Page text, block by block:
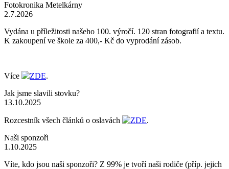
Fotokronika Metelkárny
2.7.2026
Vydána u příležitosti našeho 100. výročí. 120 stran fotografií a textu.
K zakoupení ve škole za 400,- Kč do vyprodání zásob.
Více ZDE.
Jak jsme slavili stovku?
13.10.2025
Rozcestník všech článků o oslavách ZDE.
Naši sponzoři
1.10.2025
Víte, kdo jsou naši sponzoři? Z 99% je tvoří naši rodiče (příp. jejich